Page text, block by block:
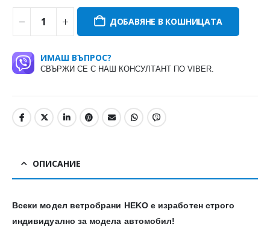
ДОБАВЯНЕ В КОШНИЦАТА
ИМАШ ВЪПРОС?
СВЪРЖИ СЕ С НАШ КОНСУЛТАНТ ПО VIBER.
ОПИСАНИЕ
Всеки модел ветробрани HEKO е изработен строго
индивидуално за модела автомобил!